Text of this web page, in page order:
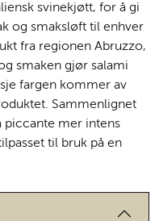
svinekjøtt, for å gi
og smaksløft til enhver
fra regionen Abruzzo,
smaken gjør salami
fargen kommer av
Sammenlignet
mer intens
til bruk på en